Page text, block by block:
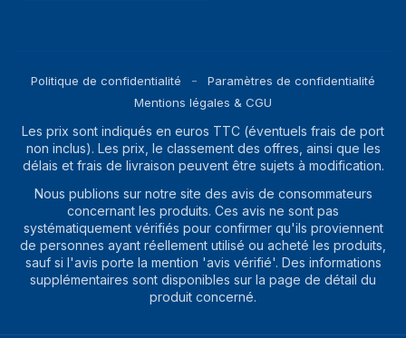
Politique de confidentialité
Paramètres de confidentialité
Mentions légales & CGU
Les prix sont indiqués en euros TTC (éventuels frais de port
non inclus). Les prix, le classement des offres, ainsi que les
délais et frais de livraison peuvent être sujets à modification.
Nous publions sur notre site des avis de consommateurs
concernant les produits. Ces avis ne sont pas
systématiquement vérifiés pour confirmer qu'ils proviennent
de personnes ayant réellement utilisé ou acheté les produits,
sauf si l'avis porte la mention 'avis vérifié'. Des informations
supplémentaires sont disponibles sur la page de détail du
produit concerné.